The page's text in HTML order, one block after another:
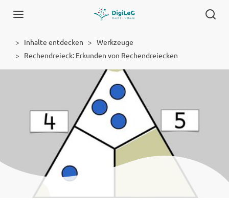
Inhalte entdecken
Werkzeuge
Rechendreieck: Erkunden von Rechendreiecken
Werkzeug